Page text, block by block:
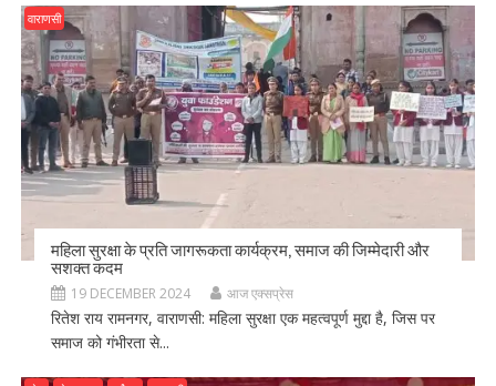
वाराणसी
महिला सुरक्षा के प्रति जागरूकता कार्यक्रम, समाज की जिम्मेदारी और
सशक्त कदम
19 DECEMBER 2024 आज एक्सप्रेस
रितेश राय रामनगर, वाराणसी: महिला सुरक्षा एक महत्वपूर्ण मुद्दा है, जिस पर
समाज को गंभीरता से...